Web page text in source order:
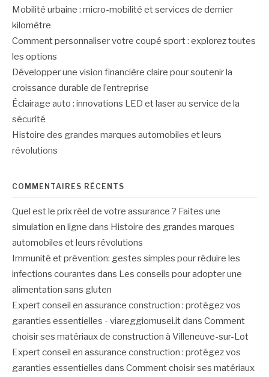
Mobilité urbaine : micro-mobilité et services de dernier
kilomètre
Comment personnaliser votre coupé sport : explorez toutes
les options
Développer une vision financière claire pour soutenir la
croissance durable de l’entreprise
Éclairage auto : innovations LED et laser au service de la
sécurité
Histoire des grandes marques automobiles et leurs
révolutions
COMMENTAIRES RÉCENTS
Quel est le prix réel de votre assurance ? Faites une
simulation en ligne dans Histoire des grandes marques
automobiles et leurs révolutions
Immunité et prévention: gestes simples pour réduire les
infections courantes dans Les conseils pour adopter une
alimentation sans gluten
Expert conseil en assurance construction : protégez vos
garanties essentielles - viareggiomusei.itdans Comment
choisir ses matériaux de construction à Villeneuve-sur-Lot
Expert conseil en assurance construction : protégez vos
garanties essentielles dans Comment choisir ses matériaux